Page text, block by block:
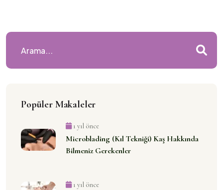
Popüler Makaleler
1 yıl önce
Microblading (Kıl Tekniği) Kaş Hakkında
Bilmeniz Gerekenler
1 yıl önce